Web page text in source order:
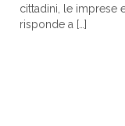
cittadini, le imprese
risponde a […]